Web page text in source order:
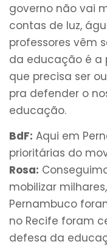
governo não vai
contas de luz,
professores vêm
da educação é a
que precisa ser
pra defender o
educação.
BdF: Aqui em
prioritárias do
Rosa:
mobilizar
Pernambuco
no Recife foram
defesa da